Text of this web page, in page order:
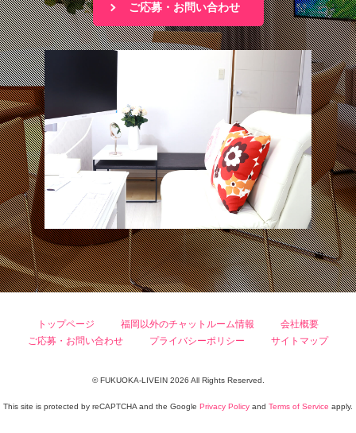
ご応募・お問い合わせ
トップページ 福岡以外のチャットルーム情報
会社概要
ご応募・お問い合わせ
プライバシーポリシー サイトマップ
© FUKUOKA-LIVEIN 2026 All Rights Reserved.
This site is protected by reCAPTCHA and the Google Privacy Policy and Terms of Service apply.